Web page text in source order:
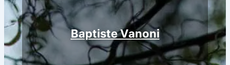
Baptiste Vanoni